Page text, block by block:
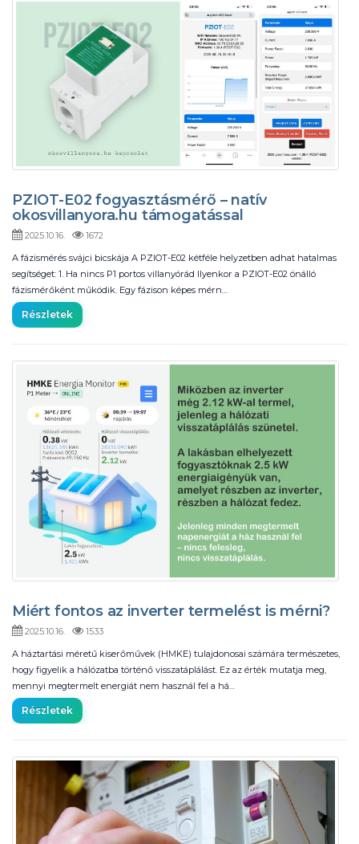
PZIOT-E02 fogyasztásmérő – natív
okosvillanyora.hu támogatással
2025.10.16.
1672
A fázismérés svájci bicskája A PZIOT-E02 kétféle helyzetben adhat hatalmas
segítséget: 1. Ha nincs P1 portos villanyórád Ilyenkor a PZIOT-E02 önálló
fázismérőként működik. Egy fázison képes mérn…
Részletek
Miért fontos az inverter termelést is mérni?
2025.10.16.
1533
A háztartási méretű kiserőművek (HMKE) tulajdonosai számára természetes,
hogy figyelik a hálózatba történő visszatáplálást. Ez az érték mutatja meg,
mennyi megtermelt energiát nem használ fel a há…
Részletek